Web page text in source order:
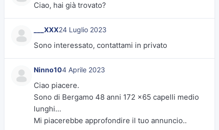
Ciao, hai già trovato?
___XXX24 Luglio 2023
Sono interessato, contattami in privato
Ninno104 Aprile 2023
Ciao piacere.
Sono di Bergamo 48 anni 172 x65 capelli medio
lunghi…
Mi piacerebbe approfondire il tuo annuncio..